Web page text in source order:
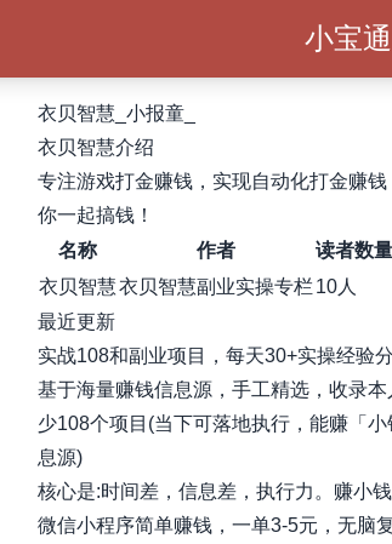
小宝
衣贝智慧_小报童_
衣贝智慧介绍
专注游戏打金赚钱，实现自动化打金赚
你一起搞钱！
名称
作者 读者数量
衣贝智慧衣贝智慧副业实操专栏 10人
最近更新
实战108和副业项目，每天30+实操经验
基于海量赚钱信息源，手工精选，收录
少108个项目(当下可落地执行，能赚「小
息源)
核心是:时间差，信息差，执行力。赚小
微信小程序简单赚钱，一单3-5元，无脑